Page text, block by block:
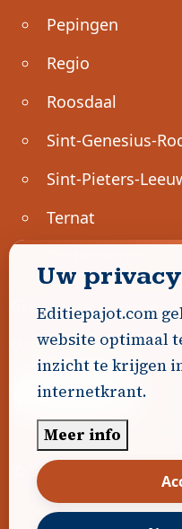
Pepingen
Regio
Roosdaal
Sint-Genesius-
Sint-Pieters-
Ternat
Geen advertenties
Uw advertentie hier?
Word Partner!
© 2026 Editiepajot.com
|Disclaimer
Gerealiseerd
Uw
Editiepajot.com
website optimaal
inzicht te krijgen
internetkrant.
Meer info